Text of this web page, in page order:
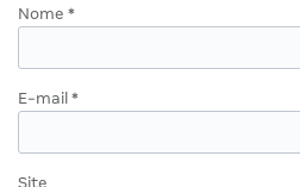
Nome *
E-mail *
Site